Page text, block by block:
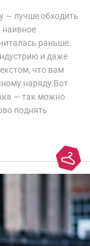
— лучше обходить
наивное
раньше.
и даже
что вам
наряду.Вот
— так можно
поднять